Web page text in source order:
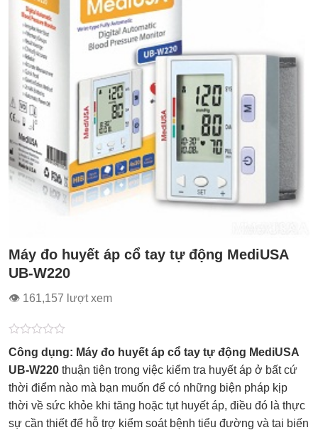
Máy đo huyết áp cổ tay tự động MediUSA
UB-W220
👁 161,157 lượt xem
Được
xếp
hạng
0.0
5
sao
Công dụng: Máy đo huyết áp cổ tay tự động MediUSA
UB-W220 thuận tiện trong việc kiểm tra huyết áp ở bất cứ
thời điểm nào mà bạn muốn để có những biện pháp kịp
thời về sức khỏe khi tăng hoặc tụt huyết áp, điều đó là thực
sự cần thiết để hỗ trợ kiểm soát bệnh tiểu đường và tai biến